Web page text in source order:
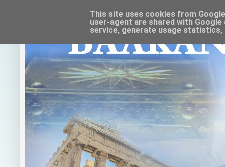
This site uses cookies from
user-agent are shared with
service, generate usage statistics,